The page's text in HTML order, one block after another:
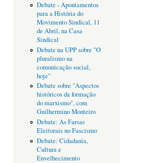
Debate - Apontamentos
para a História do
Movimento Sindical, 11
de Abril, na Casa
Sindical
Debate na UPP sobre "O
pluralismo na
comunicação social,
hoje"
Debate sobre "Aspectos
históricos da formação
do marxismo", com
Guilhermino Monteiro
Debate: As Farsas
Eleitorais no Fascismo
Debate: Cidadania,
Cultura e
Envelhecimento